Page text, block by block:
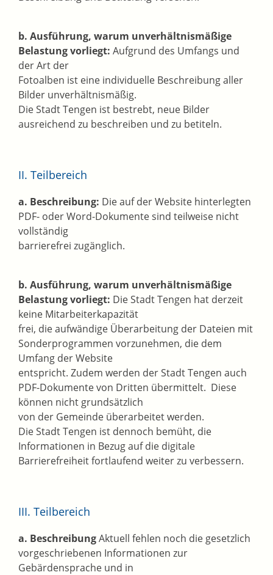
b. Ausführung, warum unverhältnismäßige
Belastung vorliegt: Aufgrund des Umfangs und
der Art der
Fotoalben ist eine individuelle Beschreibung aller
Bilder unverhältnismäßig.
Die Stadt Tengen ist bestrebt, neue Bilder
ausreichend zu beschreiben und zu betiteln.
II. Teilbereich
a. Beschreibung: Die auf der Website hinterlegten
PDF- oder Word-Dokumente sind teilweise nicht
vollständig
barrierefrei zugänglich.
b. Ausführung, warum unverhältnismäßige
Belastung vorliegt: Die Stadt Tengen hat derzeit
keine Mitarbeiterkapazität
frei, die aufwändige Überarbeitung der Dateien mit
Sonderprogrammen vorzunehmen, die dem
Umfang der Website
entspricht. Zudem werden der Stadt Tengen auch
PDF-Dokumente von Dritten übermittelt. Diese
können nicht grundsätzlich
von der Gemeinde überarbeitet werden.
Die Stadt Tengen ist dennoch bemüht, die
Informationen in Bezug auf die digitale
Barrierefreiheit fortlaufend weiter zu verbessern.
III. Teilbereich
a. BeschreibungAktuell fehlen noch die gesetzlich
vorgeschriebenen Informationen zur
Gebärdensprache und in